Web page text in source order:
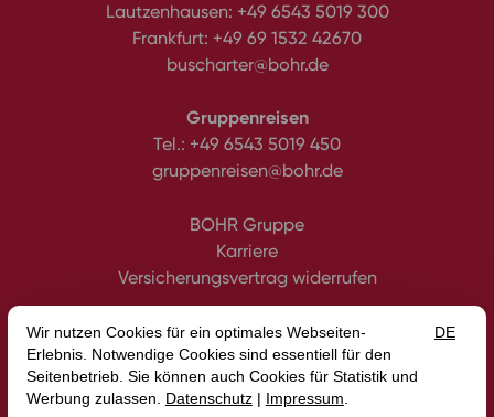
Lautzenhausen: +49 6543 5019 300
Frankfurt: +49 69 1532 42670
buscharter@bohr.de
Gruppenreisen
Tel.: +49 6543 5019 450
gruppenreisen@bohr.de
BOHR Gruppe
Karriere
Versicherungsvertrag widerrufen
DatenschutzImpressumGutscheineAGB
Erklärung zur BarrierefreiheitMediaBlog